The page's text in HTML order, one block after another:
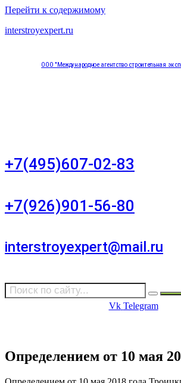
Перейти к содержимому
interstroyexpert.ru
ООО "Международное агентство строительная
+7(495)607-02-83
+7(926)901-56-80
interstroyexpert@mail.ru
Vk Telegram
Определением от 10 мая